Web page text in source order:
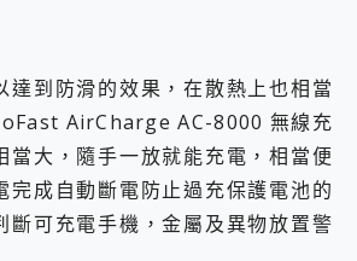
達到防滑的效果，在散熱上也相當
AirCharge AC-8000 無線充
當大，隨手一放就能充電，相當便
完成自動斷電防止過充保護電池的
斷可充電手機，金屬及異物放置警